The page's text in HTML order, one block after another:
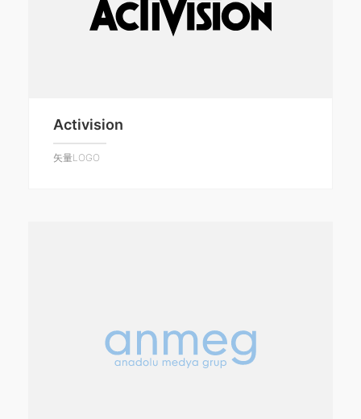
Activision
矢量LOGO